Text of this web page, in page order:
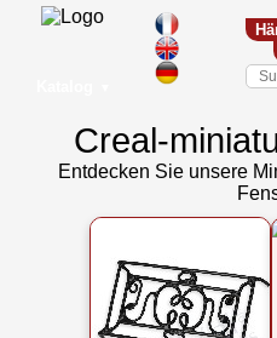
Creal-
Entdecken Sie unsere